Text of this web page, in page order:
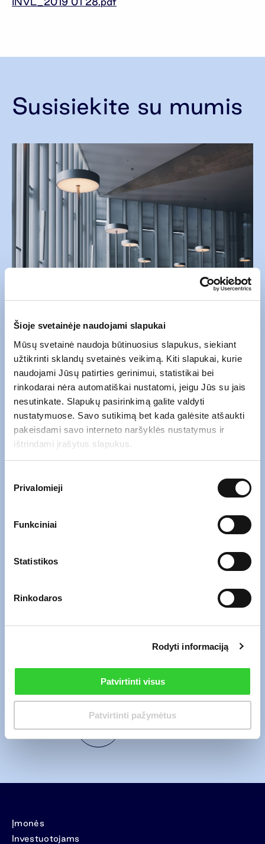
Šioje svetainėje naudojami slapukai
Mūsų svetainė naudoja būtinuosius slapukus, siekiant
užtikrinti sklandų svetainės veikimą. Kiti slapukai, kurie
naudojami Jūsų patirties gerinimui, statistikai bei
rinkodarai nėra automatiškai nustatomi, jeigu Jūs su jais
nesutinkate. Slapukų pasirinkimą galite valdyti
nustatymuose. Savo sutikimą bet kada galėsite atšaukti
pakeisdami savo interneto naršyklės nustatymus ir
ištrindami įrašytus slapukus.
pasirinkimas
Privalomieji
Funkciniai
Statistikos
Rinkodaros
Rodyti informaciją
Patvirtinti visus
Patvirtinti pažymėtus
Susisiekite su mumis
Atsiųskite mums el. laišką naudodami
žemiau esančią formą.
Įrašykite savo
adresas ir užklausoje pateikti duomenys) būtų renkami ir tvarkomi siekiant
informacija bus saugoma tol, kol bus išnagrinėta užklausa, ir ne ilgiau nei 2
Siųsti
Įmonės
Investuotojams